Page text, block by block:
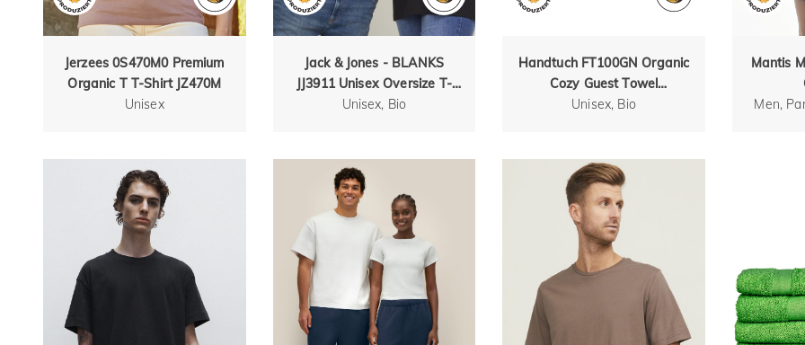
Jerzees 0S470M0 Premium
Organic T T-Shirt JZ470M
Unisex
Jack & Jones - BLANKS
JJ3911 Unisex Oversize T-
Shirt
Unisex, Bio
Handtuch FT100GN Organic
Cozy Guest Towel
Gästehandtuch
Unisex, Bio
Mantis
Men,